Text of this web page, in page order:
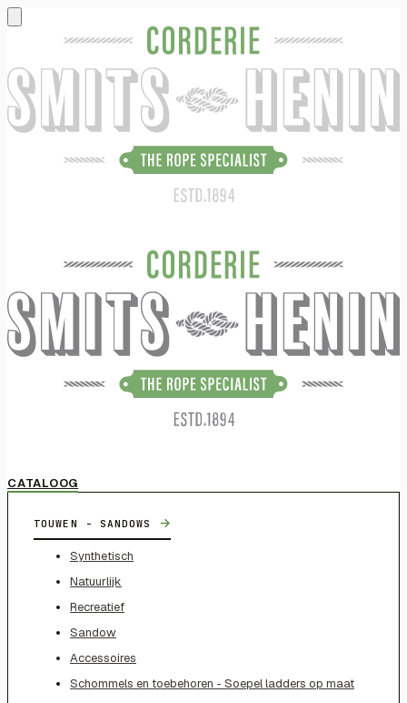
CATALOOG
TOUWEN - SANDOWS →
Synthetisch
Natuurlijk
Recreatief
Sandow
Accessoires
Schommels en toebehoren - Soepel ladders op maat